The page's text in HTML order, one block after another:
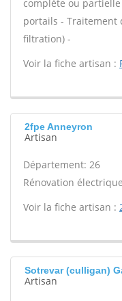
complète ou
portails - Traitement
filtration) -
Voir la fiche artisan :
2fpe Anneyron
Artisan
Département: 26
Rénovation
Voir la fiche artisan :
Sotrevar (culligan)
Artisan